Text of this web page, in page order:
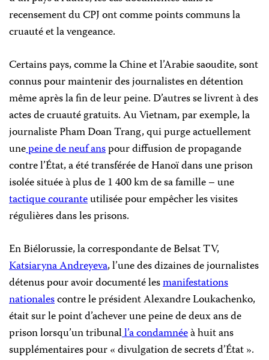
recensement du CPJ ont comme points communs la
cruauté et la vengeance.
Certains pays, comme la Chine et l’Arabie saoudite, sont
connus pour maintenir des journalistes en détention
même après la fin de leur peine. D’autres se livrent à des
actes de cruauté gratuits. Au Vietnam, par exemple, la
journaliste Pham Doan Trang, qui purge actuellement
unepeine de neuf anspour diffusion de propagande
contre l’État, a été transférée de Hanoï dans une prison
isolée située à plus de 1 400 km de sa famille – une
tactique couranteutilisée pour empêcher les visites
régulières dans les prisons.
En Biélorussie, la correspondante de Belsat TV,
Katsiaryna Andreyeva, l’une des dizaines de journalistes
détenus pour avoir documenté lesmanifestations
nationalescontre le président Alexandre Loukachenko,
était sur le point d’achever une peine de deux ans de
prison lorsqu’un tribunall’a condamnéeà huit ans
supplémentaires pour « divulgation de secrets d’État ».